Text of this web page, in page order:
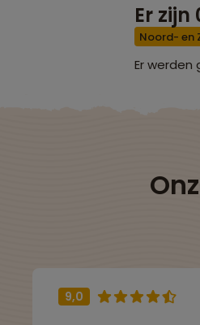
Er zijn
Noord- en
Er
9,0